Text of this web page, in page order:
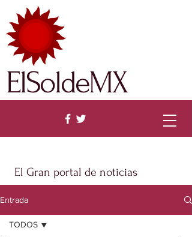
El Gran portal de noticias
ElSoldeMX
Entrada
TODOS